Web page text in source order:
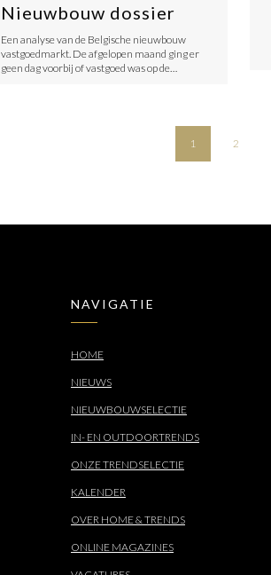
Nieuwbouw dossier
Een analyse van de Belgische nieuwbouw
vastgoedmarkt. De afgelopen maand ging er
geen dag voorbij of vastgoed was op de…
1 2
NAVIGATIE
HOME
NIEUWS
NIEUWBOUWSELECTIE
IN- EN OUTDOORTRENDS
ONZE TRENDSELECTIE
KALENDER
OVER HOME & TRENDS
ONLINE MAGAZINES